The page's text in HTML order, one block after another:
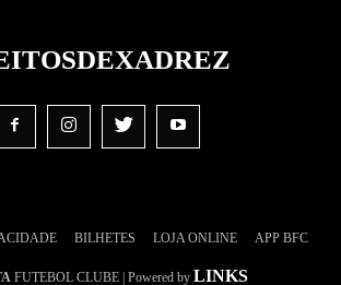
DEXADREZ
BILHETES LOJA ONLINE APP BFC
FUTEBOL CLUBE | Powered by LINKS